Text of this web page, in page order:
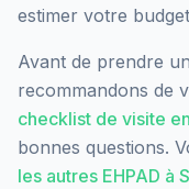
estimer votre
Avant de prendre
recommandons de
checklist de visite
bonnes questions.
les autres EHPAD à